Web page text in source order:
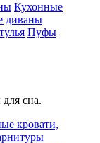
Кухонные
диваны
Пуфы
сна.
кровати,